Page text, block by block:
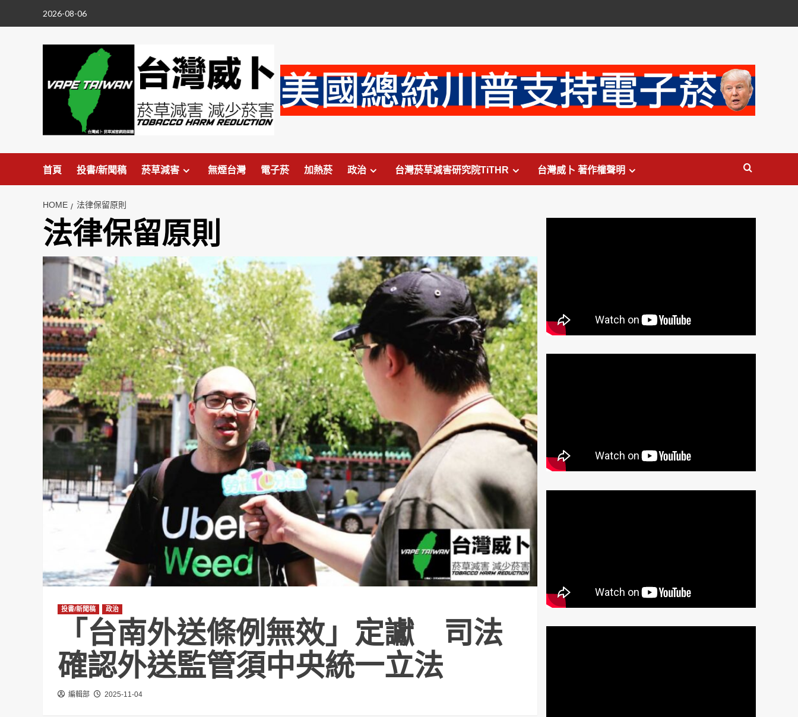
2026-08-06
首頁 投書/新聞稿 菸草減害 無煙台灣 電子菸 加熱菸 政治 台灣菸草減害研究院TiTHR 台灣威卜 著作權聲明
HOME 法律保留原則
法律保留原則
投書/新聞稿 政治
「台南外送條例無效」定讞 司法
確認外送監管須中央統一立法
編輯部 2025-11-04